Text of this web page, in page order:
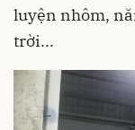
luyện nhôm,
trời...